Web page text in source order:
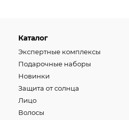
Каталог
Экспертные комплексы
Подарочные наборы
Новинки
Защита от солнца
Лицо
Волосы